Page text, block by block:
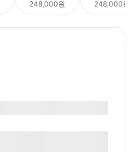
248,000원 248,000원